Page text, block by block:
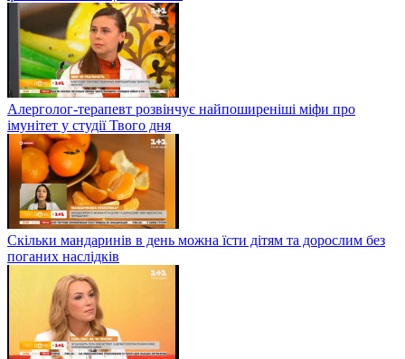
Алерголог-терапевт розвінчує найпоширеніші міфи про
імунітет у студії Твого дня
Скільки мандаринів в день можна їсти дітям та дорослим без
поганих наслідків